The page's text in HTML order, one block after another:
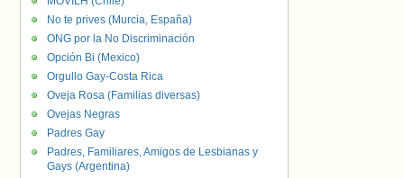
No te prives (Murcia, España)
ONG por la No Discriminación
Opción Bi (Mexico)
Orgullo Gay-Costa Rica
Oveja Rosa (Familias diversas)
Ovejas Negras
Padres Gay
Padres, Familiares, Amigos de Lesbianas y
Gays (Argentina)